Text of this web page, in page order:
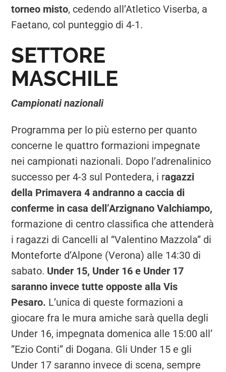
torneo misto, cedendo all’Atletico Viserba, a
Faetano, col punteggio di 4-1.
SETTORE
MASCHILE
Campionati nazionali
Programma per lo più esterno per quanto
concerne le quattro formazioni impegnate
nei campionati nazionali. Dopo l’adrenalinico
successo per 4-3 sul Pontedera, i ragazzi
della Primavera 4 andranno a caccia di
conferme in casa dell’Arzignano Valchiampo,
formazione di centro classifica che attenderà
i ragazzi di Cancelli al “Valentino Mazzola” di
Monteforte d’Alpone (Verona) alle 14:30 di
sabato. Under 15, Under 16 e Under 17
saranno invece tutte opposte alla Vis
Pesaro. L’unica di queste formazioni a
giocare fra le mura amiche sarà quella degli
Under 16, impegnata domenica alle 15:00 all’
”Ezio Conti” di Dogana. Gli Under 15 e gli
Under 17 saranno invece di scena, sempre